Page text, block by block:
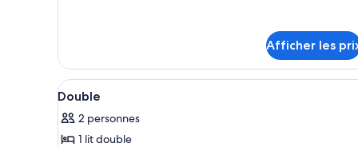
supérieure
avec
lits
Afficher les
Afficher
toutes
les
photos
Une chambre d’hôtel avec
7
Double
2 personnes
1 lit double